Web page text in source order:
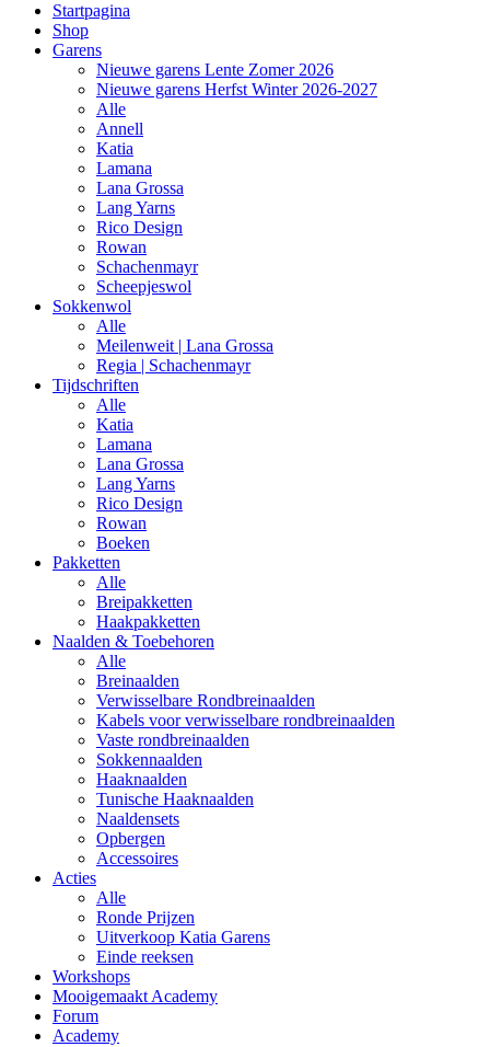
Startpagina
Shop
Garens
Nieuwe garens Lente Zomer 2026
Nieuwe garens Herfst Winter 2026-2027
Alle
Annell
Katia
Lamana
Lana Grossa
Lang Yarns
Rico Design
Rowan
Schachenmayr
Scheepjeswol
Sokkenwol
Alle
Meilenweit | Lana Grossa
Regia | Schachenmayr
Tijdschriften
Alle
Katia
Lamana
Lana Grossa
Lang Yarns
Rico Design
Rowan
Boeken
Pakketten
Alle
Breipakketten
Haakpakketten
Naalden & Toebehoren
Alle
Breinaalden
Verwisselbare Rondbreinaalden
Kabels voor verwisselbare rondbreinaalden
Vaste rondbreinaalden
Sokkennaalden
Haaknaalden
Tunische Haaknaalden
Naaldensets
Opbergen
Accessoires
Acties
Alle
Ronde Prijzen
Uitverkoop Katia Garens
Einde reeksen
Workshops
Mooigemaakt Academy
Forum
Academy